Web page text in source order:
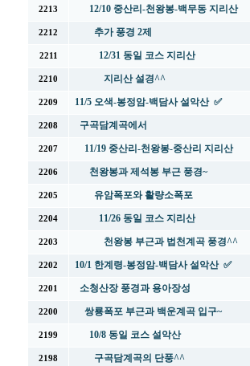
2213 12/10 중산리-천왕봉-백무동 지리산
2212 추가 풍경 2제
2211 12/31 동일 코스 지리산
2210 지리산 설경^^
2209 11/5 오색-봉정암-백담사 설악산 ✅
2208 구곡담계곡에서
2207 11/19 중산리-천왕봉-중산리 지리산
2206 천왕봉과 제석봉 부근 풍경~
2205 유암폭포와 활량소폭포
2204 11/26 동일 코스 지리산
2203 천왕봉 부근과 법천계곡 풍경^^
2202 10/1 한계령-봉정암-백담사 설악산 ✅
2201 소청산장 풍경과 용아장성
2200 쌍룡폭포 부근과 백운계곡 입구~
2199 10/8 동일 코스 설악산
2198 구곡담계곡의 단풍^^